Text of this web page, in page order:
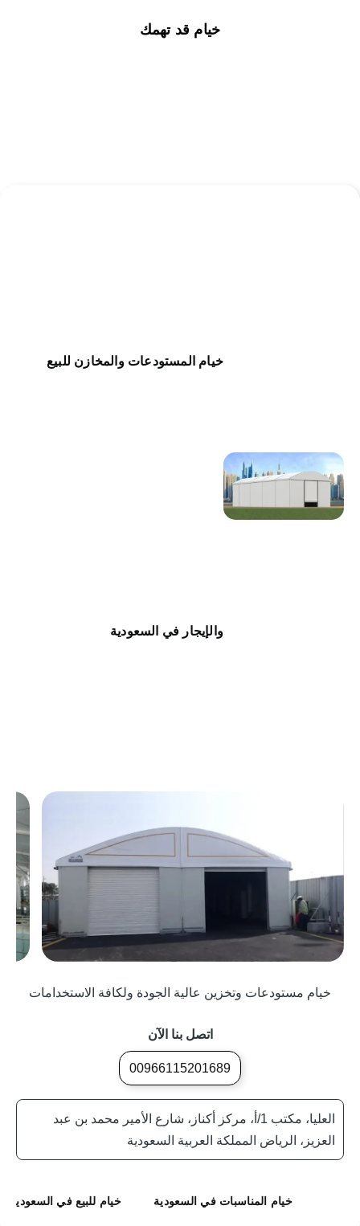
خيام قد تهمك
خيام المستودعات والمخازن للبيع
والإيجار في السعودية
خيام مستودعات وتخزين عالية الجودة ولكافة الاستخدامات
اتصل بنا الآن
00966115201689
العليا، مكتب 1/أ، مركز أكناز، شارع الأمير محمد بن عبد
العزيز، الرياض المملكة العربية السعودية
خيام المناسبات في السعودية خيام للبيع في السعودية